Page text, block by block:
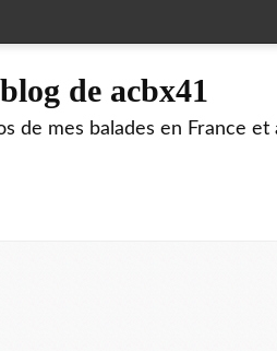
de acbx41
de mes balades en France et